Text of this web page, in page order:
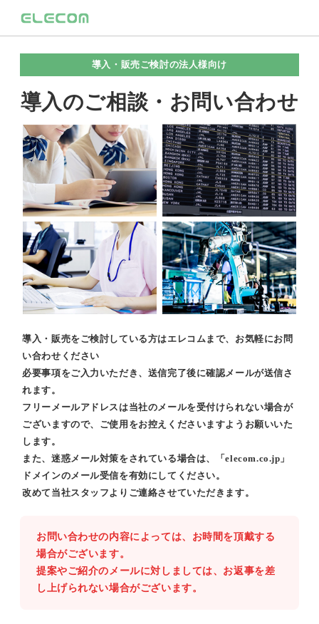
導入・販売ご検討の法人様向け
導入のご相談・お問い合わせ
導入・販売をご検討している方はエレコムまで、お気軽にお問
い合わせください
必要事項をご入力いただき、送信完了後に確認メールが送信さ
れます。
フリーメールアドレスは当社のメールを受付けられない場合が
ございますので、ご使用をお控えくださいますようお願いいた
します。
また、迷惑メール対策をされている場合は、「elecom.co.jp」
ドメインのメール受信を有効にしてください。
改めて当社スタッフよりご連絡させていただきます。
お問い合わせの内容によっては、お時間を頂戴する
場合がございます。
提案やご紹介のメールに対しましては、お返事を差
し上げられない場合がございます。